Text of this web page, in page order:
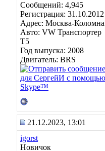
Сообщений: 4,945
Регистрация: 31.10.2012
Адрес: Москва-Коломна
Авто: VW Транспортер
Т5
Год выпуска: 2008
Двигатель: BRS
21.12.2023, 13:01
igorst
Новичок